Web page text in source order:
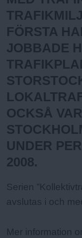
FÖRSTA
JOBBADE
OCKSÅ
UNDER
2008.
Serien
avslutas i och
Mer information